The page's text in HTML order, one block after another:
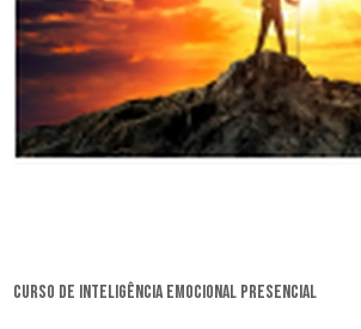
curso de inteligência emocional presencial